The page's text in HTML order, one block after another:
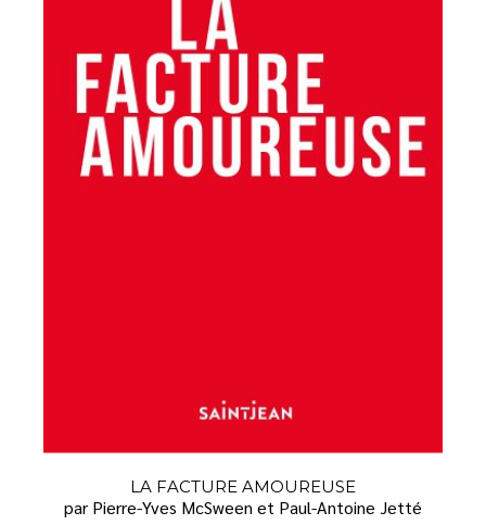
LA FACTURE AMOUREUSE
par Pierre-Yves McSween et Paul-Antoine Jetté